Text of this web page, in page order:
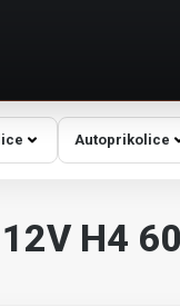
Autoprikolice
H4